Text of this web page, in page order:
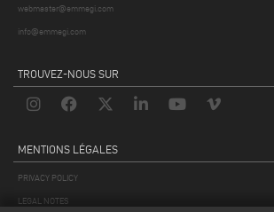
webmaster@emmegi.com
info@emmegi.com
TROUVEZ-NOUS SUR
MENTIONS LÉGALES
PRIVACY POLICY
LEGAL NOTES